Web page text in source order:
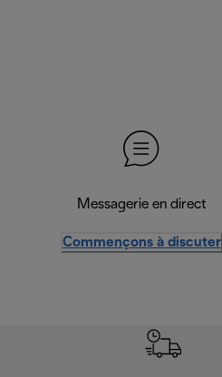
Messagerie en direct
Commençons à discuter